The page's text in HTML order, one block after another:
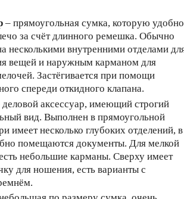
– прямоугольная сумка, которую удобно
за счёт длинного ремешка. Обычно
несколькими внутренними отделами
вещей и наружным карманом для
Застёгивается при помощи
спереди откидного клапана.
деловой аксессуар, имеющий строгий
вид. Выполнен в прямоугольной
имеет несколько глубоких отделений, в
помещаются документы. Для мелкой
небольшие карманы. Сверху имеет
для ношения, есть варианты с